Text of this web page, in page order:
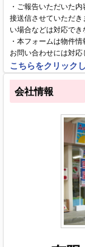
・ご報告いただいた
接送信させていただ
い場合などは対応でき
・本フォームは物件
お問い合わせには対応
こちらをクリック
会社情報